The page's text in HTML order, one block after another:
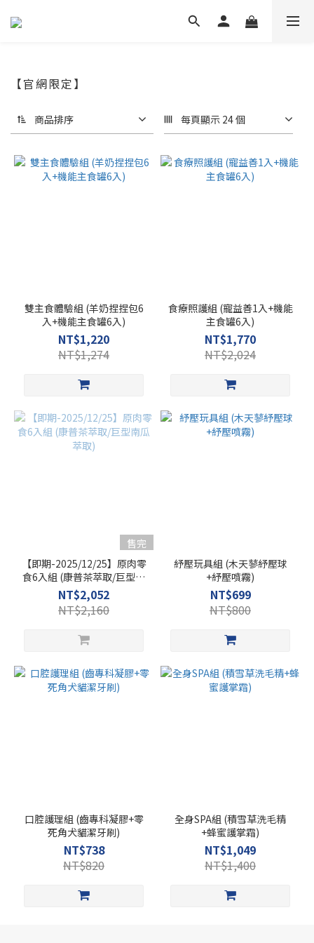
【官網限定】
商品排序 每頁顯示 24 個
雙主食體驗組 (羊奶捏捏包6
入+機能主食罐6入)
NT$1,220
NT$1,274
食療照護組 (寵益善1入+機能
主食罐6入)
NT$1,770
NT$2,024
售完
【即期-2025/12/25】原肉零
食6入組 (康普茶萃取/巨型南
瓜萃取)
NT$2,052
NT$2,160
紓壓玩具組 (木天蓼紓壓球
+紓壓噴霧)
NT$699
NT$800
口腔護理組 (齒專科凝膠+零
死角犬貓潔牙刷)
NT$738
NT$820
全身SPA組 (積雪草洗毛精
+蜂蜜護掌霜)
NT$1,049
NT$1,400